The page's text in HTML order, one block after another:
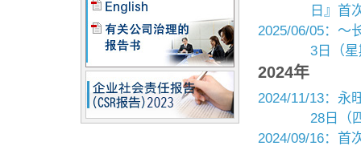
日』首
2025/06/05：〜
3日（
2024年
2024/11/13：永
28日（
2024/09/16：首